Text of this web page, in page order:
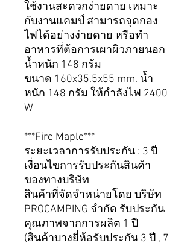
ใช้งานสะดวกง่ายดาย เหมาะ
กับงานแคมป์ สามารถจุดกอง
ไฟได้อย่างง่ายดาย หรือทำ
อาหารที่ต้อการเผาผิวภายนอก
น้ำหนัก 148 กรัม
ขนาด 160x35.5x55 mm. น้ำ
หนัก 148 กรัม ให้กำลังไฟ 2400
W
***Fire Maple***
ระยะเวลาการรับประกัน : 3 ปี
เงื่อนไขการรับประกันสินค้า
ของทางบริษัท
สินค้าที่จัดจำหน่ายโดย บริษัท
PROCAMPING จำกัด รับประกัน
คุณภาพจากการผลิต 1 ปี
(สินค้าบางยี่ห้อรับประกัน 3 ปี , 7